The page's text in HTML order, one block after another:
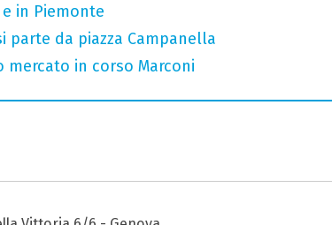
in Piemonte
parte da piazza Campanella
mercato in corso Marconi